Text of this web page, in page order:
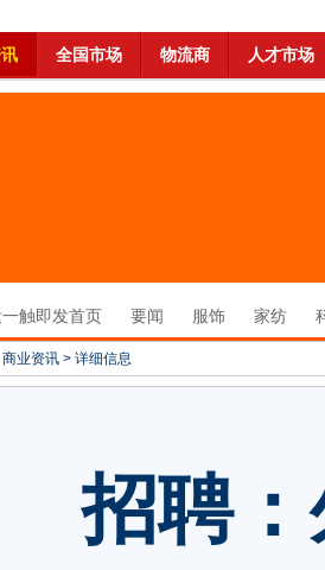
全国市场 物流商 人才市场
触即发首页 要闻 服饰 家纺
商业资讯 > 详细信息
招聘